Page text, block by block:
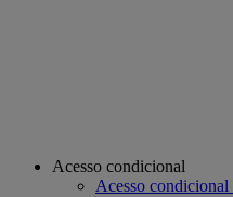
Acesso condicional
Acesso condicional